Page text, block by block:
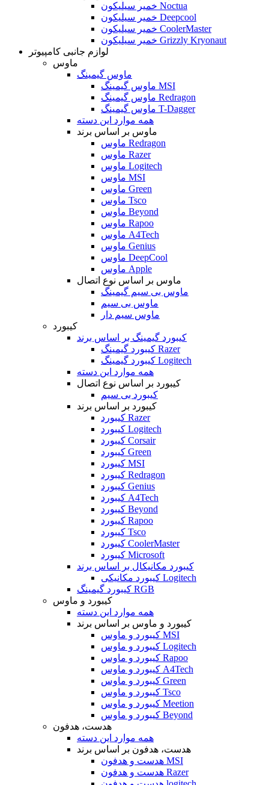
خمیر سیلیکون Noctua
خمیر سیلیکون Deepcool
خمیر سیلیکون CoolerMaster
خمیر سیلیکون Grizzly Kryonaut
لوازم جانبی کامپیوتر
ماوس
ماوس گیمینگ
ماوس گیمینگ MSI
ماوس گیمینگ Redragon
ماوس گیمینگ T-Dagger
همه موارد این دسته
ماوس بر اساس برند
ماوس Redragon
ماوس Razer
ماوس Logitech
ماوس MSI
ماوس Green
ماوس Tsco
ماوس Beyond
ماوس Rapoo
ماوس A4Tech
ماوس Genius
ماوس DeepCool
ماوس Apple
ماوس بر اساس نوع اتصال
ماوس بی سیم گیمینگ
ماوس بی سیم
ماوس سیم دار
کیبورد
کیبورد گیمینگ بر اساس برند
کیبورد گیمینگ Razer
کیبورد گیمینگ Logitech
همه موارد این دسته
کیبورد بر اساس نوع اتصال
کیبورد بی سیم
کیبورد بر اساس برند
کیبورد Razer
کیبورد Logitech
کیبورد Corsair
کیبورد Green
کیبورد MSI
کیبورد Redragon
کیبورد Genius
کیبورد A4Tech
کیبورد Beyond
کیبورد Rapoo
کیبورد Tsco
کیبورد CoolerMaster
کیبورد Microsoft
کیبورد مکانیکال بر اساس برند
کیبورد مکانیکی Logitech
کیبورد گیمینگ RGB
کیبورد و ماوس
همه موارد این دسته
کیبورد و ماوس بر اساس برند
کیبورد و ماوس MSI
کیبورد و ماوس Logitech
کیبورد و ماوس Rapoo
کیبورد و ماوس A4Tech
کیبورد و ماوس Green
کیبورد و ماوس Tsco
کیبورد و ماوس Meetion
کیبورد و ماوس Beyond
هدست، هدفون
همه موارد این دسته
هدست، هدفون بر اساس برند
هدست و هدفون MSI
هدست و هدفون Razer